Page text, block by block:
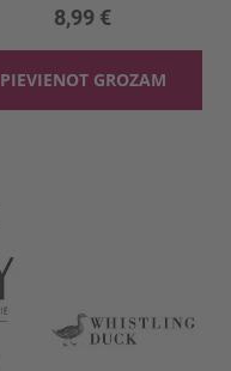
8,99 €
PIEVIENOT GROZAM